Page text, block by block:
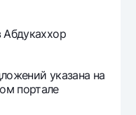
Абдукаххор
указана на
портале